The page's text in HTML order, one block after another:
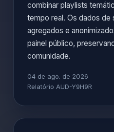
combinar playlists
tempo real. Os dados de
agregados e
painel público,
comunidade.
04 de ago. de 2026
Relatório AUD-Y9H9R